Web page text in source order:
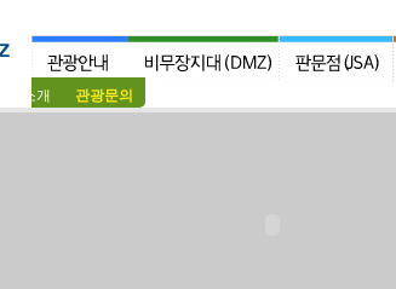
상품소개 관광문의